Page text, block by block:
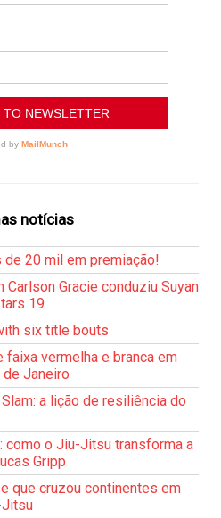
notícias
20 mil em premiação!
Gracie conduziu Suyan
19
six title bouts
vermelha e branca em
Janeiro
a lição de resiliência do
como o Jiu-Jitsu transforma a
Gripp
que cruzou continentes em
Jitsu